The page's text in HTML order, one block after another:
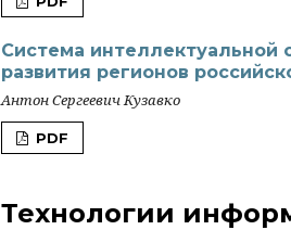
Система интеллектуальной
развития регионов
Антон Сергеевич Кузавко
PDF
Технологии